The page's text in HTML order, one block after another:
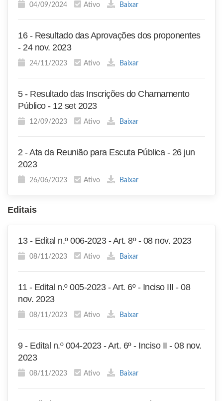
04/09/2024 Ativo Baixar
16 - Resultado das Aprovações dos proponentes
- 24 nov. 2023
24/11/2023 Ativo Baixar
5 - Resultado das Inscrições do Chamamento
Público - 12 set 2023
12/09/2023 Ativo Baixar
2 - Ata da Reunião para Escuta Pública - 26 jun
2023
26/06/2023 Ativo Baixar
Editais
13 - Edital n.º 006-2023 - Art. 8º - 08 nov. 2023
08/11/2023 Ativo Baixar
11 - Edital n.º 005-2023 - Art. 6º - Inciso III - 08
nov. 2023
08/11/2023 Ativo Baixar
9 - Edital n.º 004-2023 - Art. 6º - Inciso II - 08 nov.
2023
08/11/2023 Ativo Baixar